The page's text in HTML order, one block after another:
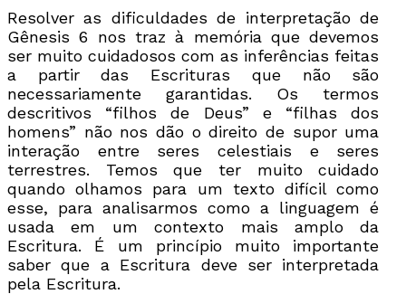
Resolver as dificuldades de interpretação de
Gênesis 6 nos traz à memória que devemos
ser muito cuidadosos com as inferências feitas
a partir das Escrituras que não são
necessariamente garantidas. Os termos
descritivos “filhos de Deus” e “filhas dos
homens” não nos dão o direito de supor uma
interação entre seres celestiais e seres
terrestres. Temos que ter muito cuidado
quando olhamos para um texto difícil como
esse, para analisarmos como a linguagem é
usada em um contexto mais amplo da
Escritura. É um princípio muito importante
saber que a Escritura deve ser interpretada
pela Escritura.